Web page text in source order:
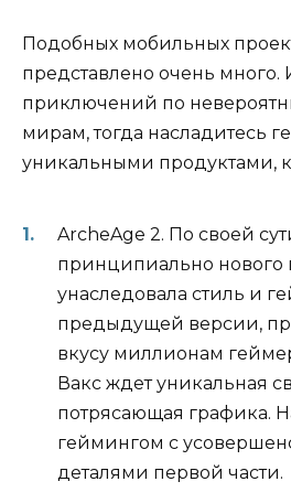
Подобных мобильных
представлено очень
приключений по
мирам, тогда насладитесь
уникальными продуктами,
ArcheAge 2. По своей
принципиально нового
унаследовала стиль и
предыдущей версии,
вкусу миллионам
Вакс ждет уникальная
потрясающая графика.
геймингом с
деталями первой части.